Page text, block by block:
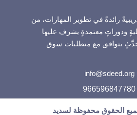
رائدةً في تطوير المهارات، من
ودوراتٍ معتمدةٍ يشرف عليها
يتوافق مع متطلبات سوق
info@sdeed.org
966596847780